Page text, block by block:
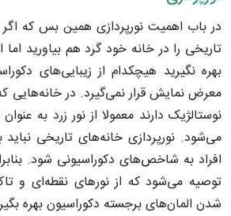
در باب اهمیت نورپردازی همین بس که اگر
تاریخی را در خانه خود گرد هم بیاورید
بهره نگیرید هیچکدام از زیبایی‌های
معرض نمایش قرار نمی‌گیرد. در
نوستالژیک دارند معمولا از نور زرد به
می‌شود. نورپردازی خانه‌های تاریخی
افراد به شاخص‌های دکوراسیونی شود.
توصیه می‌شود که از نورهای نقطه‌ای و
شدن المان‌های برجسته دکوراسیون بهره